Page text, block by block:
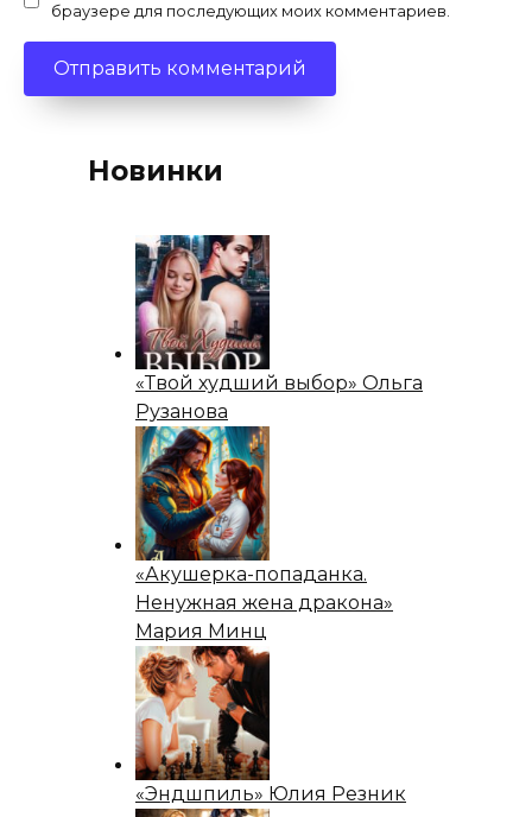
браузере для последующих моих комментариев.
Новинки
«Твой худший выбор» Ольга
Рузанова
«Акушерка-попаданка.
Ненужная жена дракона»
Мария Минц
«Эндшпиль» Юлия Резник